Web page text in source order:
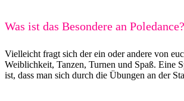
Was ist das Besondere an Poledance?
Vielleicht fragt sich der ein oder andere von
Weiblichkeit, Tanzen, Turnen und Spaß. Eine
ist, dass man sich durch die Übungen an der